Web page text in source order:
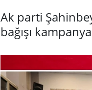
Ak parti
bağışı